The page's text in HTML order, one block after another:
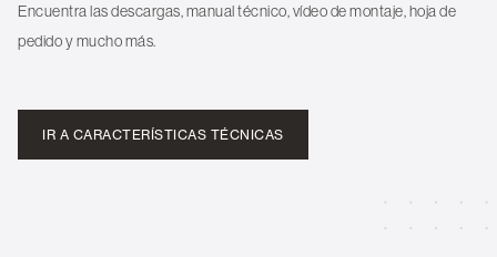
Encuentra las descargas, manual técnico, vídeo de montaje, hoja de
pedido y mucho más.
IR A CARACTERÍSTICAS TÉCNICAS